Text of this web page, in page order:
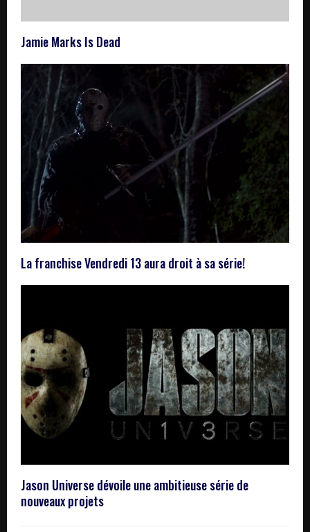
Jamie Marks Is Dead
La franchise Vendredi 13 aura droit à sa série!
Jason Universe dévoile une ambitieuse série de
nouveaux projets